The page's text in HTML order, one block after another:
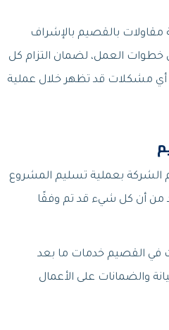
مقاولات بالقصيم بالإشراف
خطوات العمل، لضمان التزام كل
أي مشكلات قد تظهر خلال عملية
الشركة بعملية تسليم المشروع
من أن كل شيء قد تم وفقًا
في القصيم خدمات ما بعد
والضمانات على الأعمال